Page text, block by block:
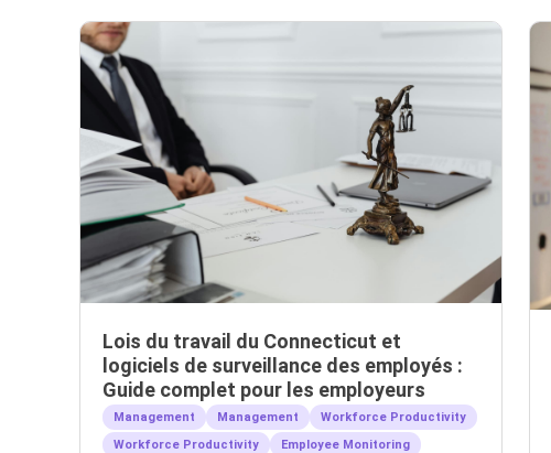
Lois du travail du Connecticut et
logiciels de surveillance des employés :
Guide complet pour les employeurs
Management Management
Workforce Productivity
Workforce Productivity
Employee Monitoring